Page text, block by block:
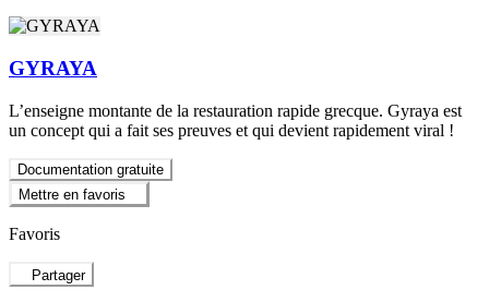
GYRAYA
L’enseigne montante de la restauration rapide grecque. Gyraya est
un concept qui a fait ses preuves et qui devient rapidement viral !
Documentation gratuite
Mettre en favoris
Favoris
Partager